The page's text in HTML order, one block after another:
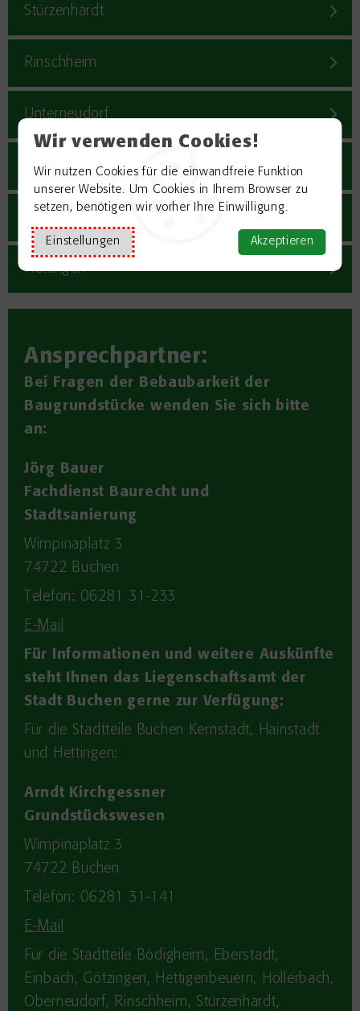
Wir verwenden Cookies!
Wir nutzen Cookies für die einwandfreie Funktion
unserer Website. Um Cookies in Ihrem Browser zu
setzen, benötigen wir vorher Ihre Einwilligung.
Einstellungen Akzeptieren
Stürzenhardt
Rinschheim
Unterneudorf
Waldhausen
Hainstadt
Hettingen
Ansprechpartner:
Bei Fragen der Bebaubarkeit der
Baugrundstücke wenden Sie sich bitte
an:
Jörg Bauer
Fachdienst Baurecht und
Stadtsanierung
Wimpinaplatz 3
74722 Buchen
Telefon: 06281 31-233
E-Mail
Für Informationen und weitere Auskünfte
steht Ihnen das Liegenschaftsamt der
Stadt Buchen gerne zur Verfügung:
Für die Stadtteile Buchen Kernstadt, Hainstadt
und Hettingen:
Arndt Kirchgessner
Grundstückswesen
Wimpinaplatz 3
74722 Buchen
Telefon: 06281 31-141
E-Mail
Für die Stadtteile Bödigheim, Eberstadt,
Einbach, Götzingen, Hettigenbeuern, Hollerbach,
Oberneudorf, Rinschheim, Stürzenhardt,